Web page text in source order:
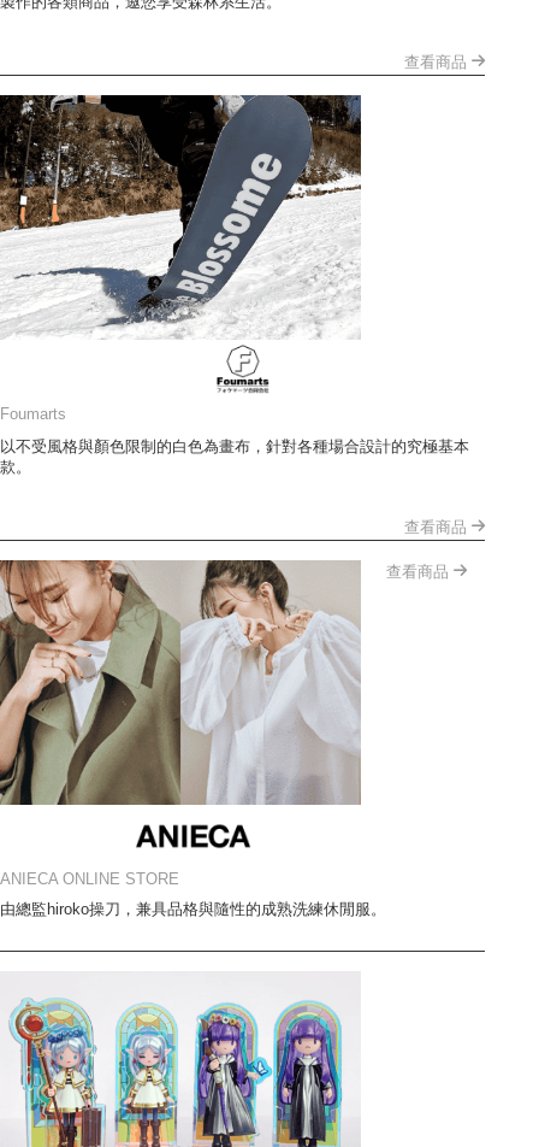
查看商品
Foumarts
以不受風格與顏色限制的白色為畫布，針對各種場合設計的究極基本
款。
查看商品
ANIECA ONLINE STORE
由總監hiroko操刀，兼具品格與隨性的成熟洗練休閒服。
查看商品